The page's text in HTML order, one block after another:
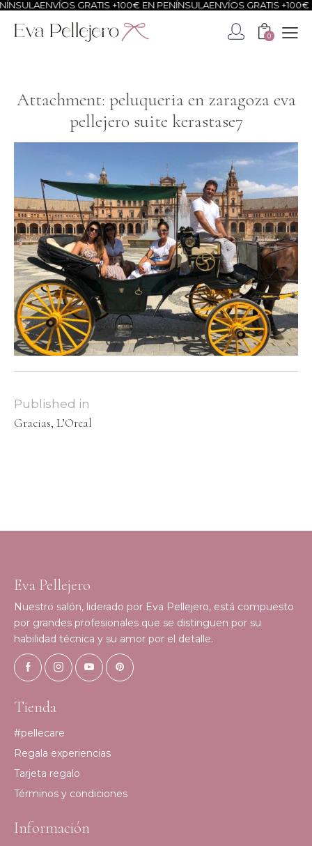
ENVÍOS GRATIS +100€ EN PENÍNSULAENVÍOS GRATIS +100€
0
Attachment: peluqueria en zaragoza eva
pellejero suite kerastase7
Published in
Gracias, L’Oreal
Eva Pellejero
Nuestro salón, liderado por Eva Pellejero, está compuesto
por grandes profesionales que se distinguen por su
habilidad técnica y su amor por el detalle.
Tienda
#pellecare
Regala experiencias
Tarjeta regalo
Términos y condiciones
Información